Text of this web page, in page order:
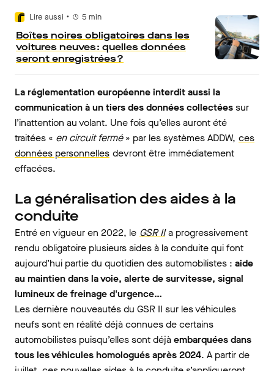
Lire aussi • 5 min
Boîtes noires obligatoires dans les
voitures neuves : quelles données
seront enregistrées ?
La réglementation européenne interdit aussi la
communication à un tiers des données collectéessur
l’inattention au volant. Une fois qu’elles auront été
traitées « en circuit fermé» par les systèmes ADDW, ces
données personnelles devront être immédiatement
effacées.
La généralisation des aides à la
conduite
Entré en vigueur en 2022, le GSR II a progressivement
rendu obligatoire plusieurs aides à la conduite qui font
aujourd’hui partie du quotidien des automobilistes : aide
au maintien dans la voie, alerte de survitesse, signal
lumineux de freinage d'urgence…
Les dernière nouveautés du GSR II sur les véhicules
neufs sont en réalité déjà connues de certains
automobilistes puisqu’elles sont déjàembarquées dans
tous les véhicules homologués après 2024. A partir de